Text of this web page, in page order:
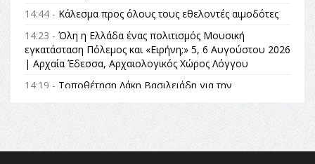
14:44 - Κάλεσμα προς όλους τους εθελοντές αιμοδότες
14:23 - Όλη η Ελλάδα ένας πολιτισμός Μουσική
εγκατάσταση Πόλεμος και «Ειρήνη;» 5, 6 Αυγούστου 2026
| Αρχαία Έδεσσα, Αρχαιολογικός Χώρος Λόγγου
14:19 - Τοποθέτηση Λάκη Βασιλειάδη για την
Αναθεώρηση του Συντάγματος: «Σε τέτοιες κορυφαίες
θεσμικές διαδικασίες υπάρχει μόνο η ευθύνη απέναντι
στις επόμενες γενιές»
16:35 -Το πρόγραμμα του ΠΑΟΚ στον δεύτερο γύρο του